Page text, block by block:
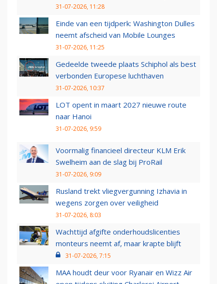
31-07-2026, 11:28
Einde van een tijdperk: Washington Dulles
neemt afscheid van Mobile Lounges
31-07-2026, 11:25
Gedeelde tweede plaats Schiphol als best
verbonden Europese luchthaven
31-07-2026, 10:37
LOT opent in maart 2027 nieuwe route
naar Hanoi
31-07-2026, 9:59
Voormalig financieel directeur KLM Erik
Swelheim aan de slag bij ProRail
31-07-2026, 9:09
Rusland trekt vliegvergunning Izhavia in
wegens zorgen over veiligheid
31-07-2026, 8:03
Wachttijd afgifte onderhoudslicenties
monteurs neemt af, maar krapte blijft
31-07-2026, 7:15
MAA houdt deur voor Ryanair en Wizz Air